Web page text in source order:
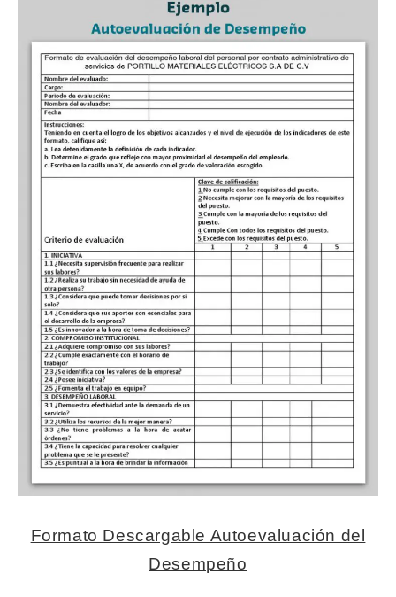
Formato Descargable Autoevaluación del
Desempeño